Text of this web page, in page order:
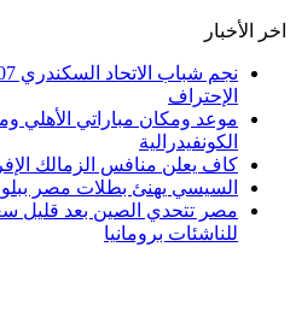
اخر الأخبار
الإحتراف
موعد ومكان مباراتي الأهلي
الكونفيدرالية
كاف يعلن منافس الزمالك
السيسي يهنئ بطلات مصر
مصر تتحدي الصين بعد قليل
للناشئات برومانيا